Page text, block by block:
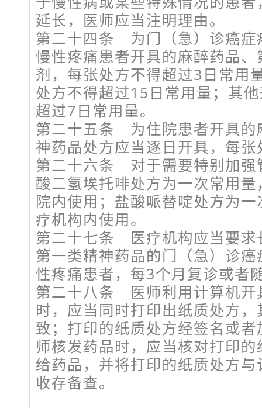
延长，医师应当注明理由。
第二十四条 为门（急）诊癌症
慢性疼痛患者开具的麻醉药品
剂，每张处方不得超过3日常用
处方不得超过15日常用量；其
超过7日常用量。
第二十五条 为住院患者开具的
神药品处方应当逐日开具，每
第二十六条 对于需要特别加强
酸二氢埃托啡处方为一次常用
院内使用；盐酸哌替啶处方为
疗机构内使用。
第二十七条 医疗机构应当要求
第一类精神药品的门（急）诊
性疼痛患者，每3个月复诊或者
第二十八条 医师利用计算机开
时，应当同时打印出纸质处方
致；打印的纸质处方经签名或
师核发药品时，应当核对打印
给药品，并将打印的纸质处方
收存备查。